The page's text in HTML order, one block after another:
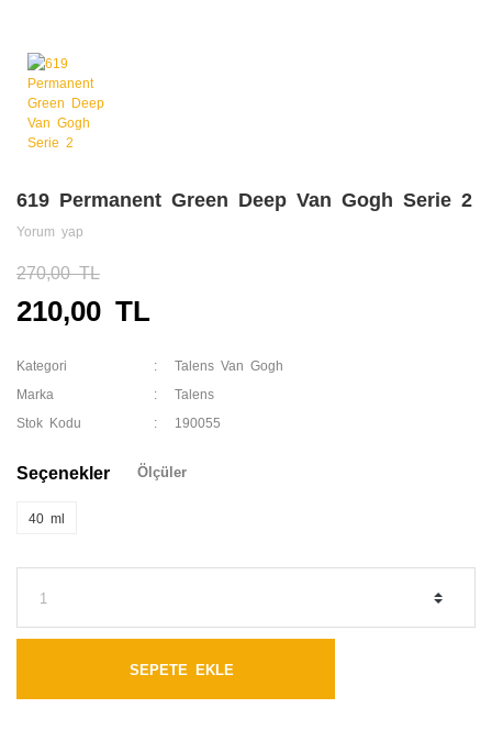
619 Permanent Green Deep Van Gogh Serie 2
Yorum yap
270,00 TL
210,00 TL
Kategori Talens Van Gogh
Marka Talens
Stok Kodu 190055
Seçenekler Ölçüler
40 ml
SEPETE EKLE